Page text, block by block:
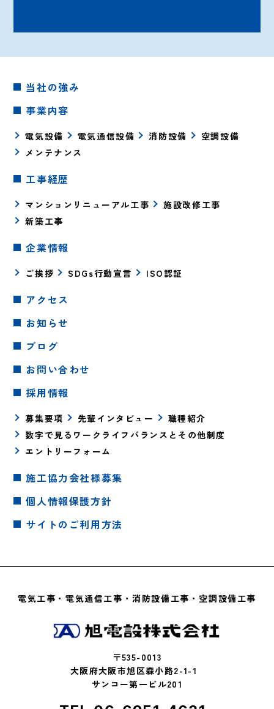
当社の強み
事業内容
電気設備 電気通信設備 消防設備
空調設備
メンテナンス
工事経歴
マンションリニューアル工事
施設改修工事
新築工事
企業情報
ご挨拶 SDGs行動宣言 ISO認証
アクセス
お知らせ
ブログ
お問い合わせ
採用情報
募集要項 先輩インタビュー
職種紹介
数字で見るワークライフバランスとその他制度
エントリーフォーム
施工協力会社様募集
個人情報保護方針
サイトのご利用方法
電気工事・電気通信工事・消防設備工事・空調設備工事
〒535-0013
大阪府大阪市旭区森小路2-1-1
サンコー第一ビル201